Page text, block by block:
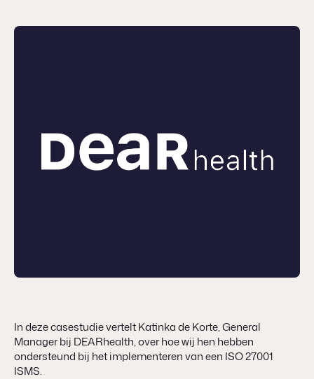
In deze casestudie vertelt Katinka de Korte, General
Manager bij DEARhealth, over hoe wij hen hebben
ondersteund bij het implementeren van een ISO 27001
ISMS.